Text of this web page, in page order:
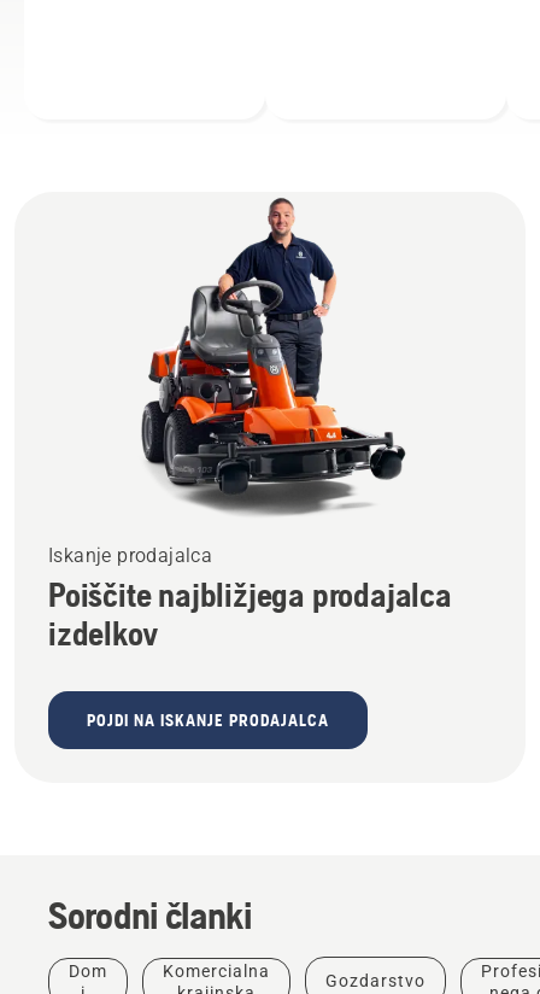
Iskanje prodajalca
Poiščite najbližjega prodajalca
izdelkov
POJDI NA ISKANJE PRODAJALCA
Sorodni članki
Dom
Komercialna
Gozdarstvo
Izdelki in
inovacije